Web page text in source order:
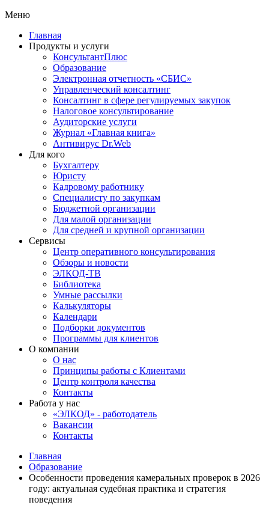
Меню
Главная
Продукты и услуги
КонсультантПлюс
Образование
Электронная отчетность «СБИС»
Управленческий консалтинг
Консалтинг в сфере регулируемых закупок
Налоговое консультирование
Аудиторские услуги
Журнал «Главная книга»
Антивирус Dr.Web
Для кого
Бухгалтеру
Юристу
Кадровому работнику
Специалисту по закупкам
Бюджетной организации
Для малой организации
Для средней и крупной организации
Сервисы
Центр оперативного консультирования
Обзоры и новости
ЭЛКОД-ТВ
Библиотека
Умные рассылки
Калькуляторы
Календари
Подборки документов
Программы для клиентов
О компании
О нас
Принципы работы с Клиентами
Центр контроля качества
Контакты
Работа у нас
«ЭЛКОД» - работодатель
Вакансии
Контакты
Главная
Образование
Особенности проведения камеральных проверок в 2026
году: актуальная судебная практика и стратегия
поведения